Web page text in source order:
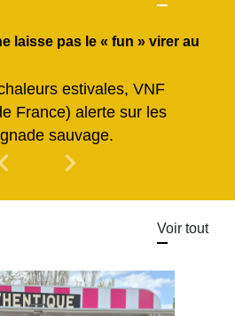
laisse pas le « fun » virer au
estivales, VNF
France) alerte sur les
sauvage.
Previous
chevron_right
Voir tout